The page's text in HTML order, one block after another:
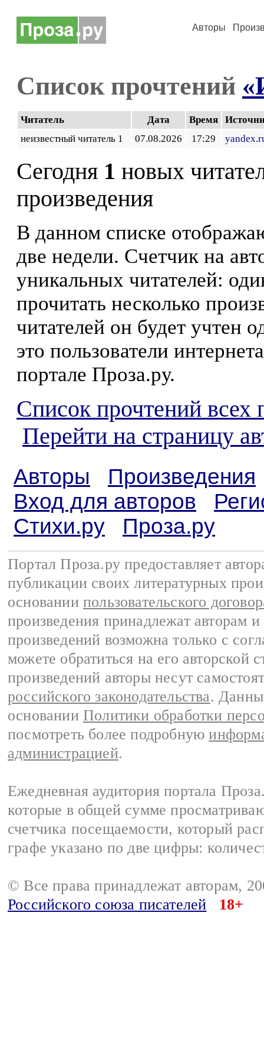
Авторы
Список прочтений
Читатель Дата Время
неизвестный читатель 1
07.08.2026 17:29
Сегодня 1 новых
произведения
В данном списке
две недели. Счетчик на
уникальных читателей:
прочитать несколько
читателей он будет учтен
это пользователи
портале Проза.ру.
Список прочтений всех
Перейти на страницу
Авторы
Произведения
Вход для авторов
Стихи.ру
Проза.ру
Портал Проза.ру предоставляет
публикации своих литературных
основании пользовательского
произведения принадлежат авторам
произведений возможна только с
можете обратиться на его авторской
произведений авторы несут
российского законодательства.
основании Политики обработки
посмотреть более подробную
администрацией.
Ежедневная аудитория портала
которые в общей сумме
счетчика посещаемости, который
графе указано по две цифры:
© Все права принадлежат авторам,
Российского союза писателей
18+